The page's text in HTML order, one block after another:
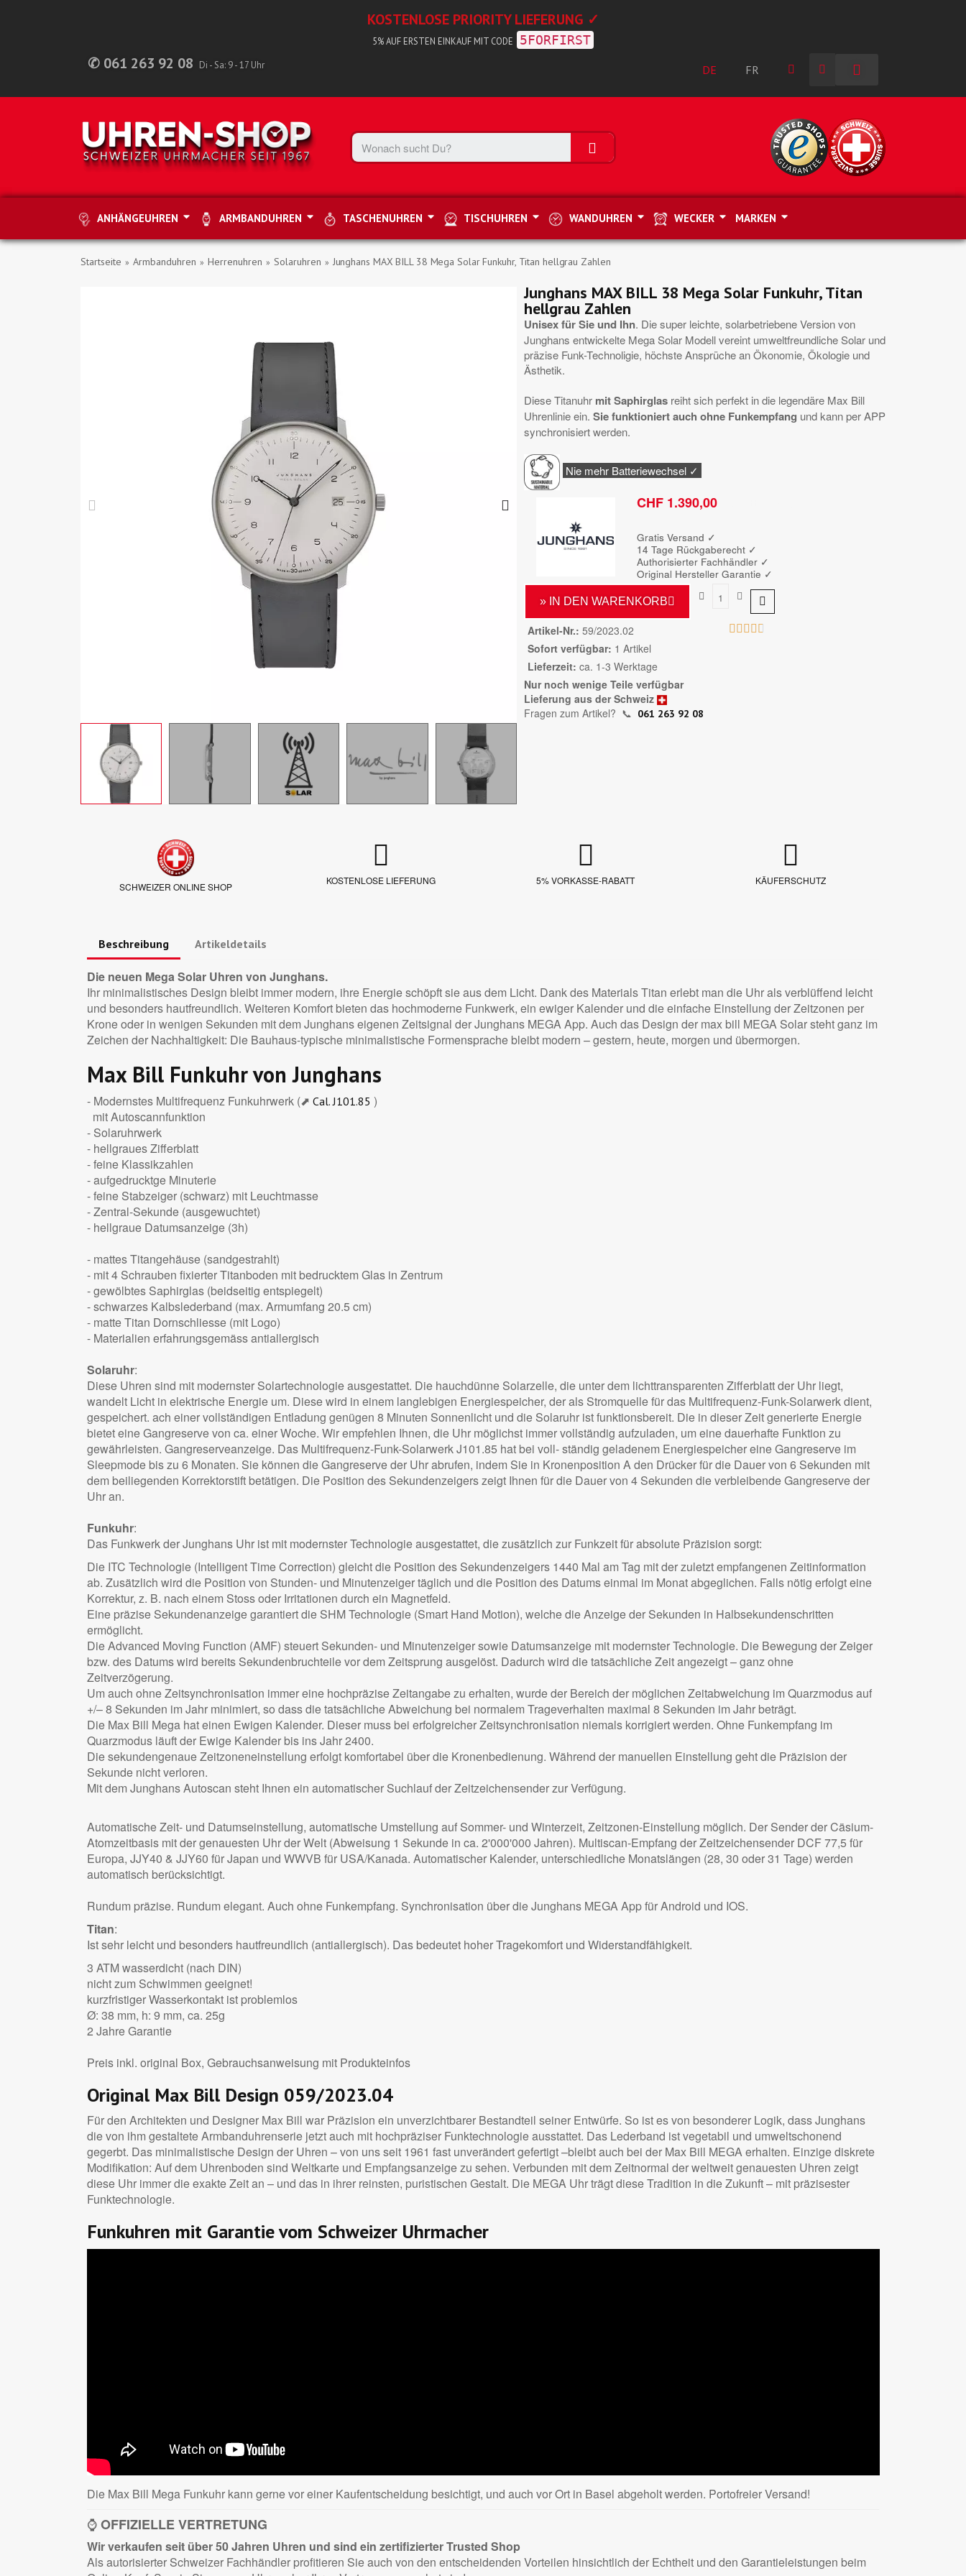
KOSTENLOSE PRIORITY LIEFERUNG ✓
5% AUF ERSTEN EINKAUF MIT CODE 5FORFIRST
✆ 061 263 92 08 Di - Sa: 9 - 17 Uhr DE FR
ANHÄNGEUHREN ARMBANDUHREN TASCHENUHREN TISCHUHREN WANDUHREN WECKER MARKEN
Startseite Armbanduhren Herrenuhren Solaruhren Junghans MAX BILL 38 Mega Solar Funkuhr, Titan hellgrau Zahlen
Junghans MAX BILL 38 Mega Solar Funkuhr, Titan
hellgrau Zahlen
Unisex für Sie und Ihn. Die super leichte, solarbetriebene Version von
Junghans entwickelte Mega Solar Modell vereint umweltfreundliche Solar und
präzise Funk-Technoligie, höchste Ansprüche an Ökonomie, Ökologie und
Ästhetik.
Diese Titanuhr mit Saphirglas reiht sich perfekt in die legendäre Max Bill
Uhrenlinie ein. Sie funktioniert auch ohne Funkempfang und kann per APP
synchronisiert werden.
Nie mehr Batteriewechsel ✓
CHF 1.390,00
Gratis Versand ✓
14 Tage Rückgaberecht ✓
Authorisierter Fachhändler ✓
Original Hersteller Garantie ✓
» IN DEN WARENKORB
Artikel-Nr. 59/2023.02
Sofort verfügbar 1 Artikel
Lieferzeit ca. 1-3 Werktage
    
Nur noch wenige Teile verfügbar
Lieferung aus der Schweiz
Fragen zum Artikel? 📞 061 263 92 08
SCHWEIZER ONLINE SHOP
KOSTENLOSE LIEFERUNG 5% VORKASSE-RABATT KÄUFERSCHUTZ
Beschreibung Artikeldetails
Die neuen Mega Solar Uhren von Junghans.
Ihr minimalistisches Design bleibt immer modern, ihre Energie schöpft sie aus dem Licht. Dank des Materials Titan erlebt man die Uhr als verblüffend leicht
und besonders hautfreundlich. Weiteren Komfort bieten das hochmoderne Funkwerk, ein ewiger Kalender und die einfache Einstellung der Zeitzonen per
Krone oder in wenigen Sekunden mit dem Junghans eigenen Zeitsignal der Junghans MEGA App. Auch das Design der max bill MEGA Solar steht ganz im
Zeichen der Nachhaltigkeit: Die Bauhaus-typische minimalistische Formensprache bleibt modern – gestern, heute, morgen und übermorgen.
Max Bill Funkuhr von Junghans
- Modernstes Multifrequenz Funkuhrwerk (⬈ Cal. J101.85 )
mit Autoscannfunktion
- Solaruhrwerk
- hellgraues Zifferblatt
- feine Klassikzahlen
- aufgedrucktge Minuterie
- feine Stabzeiger (schwarz) mit Leuchtmasse
- Zentral-Sekunde (ausgewuchtet)
- hellgraue Datumsanzeige (3h)
- mattes Titangehäuse (sandgestrahlt)
- mit 4 Schrauben fixierter Titanboden mit bedrucktem Glas in Zentrum
- gewölbtes Saphirglas (beidseitig entspiegelt)
- schwarzes Kalbslederband (max. Armumfang 20.5 cm)
- matte Titan Dornschliesse (mit Logo)
- Materialien erfahrungsgemäss antiallergisch
Solaruhr:
Diese Uhren sind mit modernster Solartechnologie ausgestattet. Die hauchdünne Solarzelle, die unter dem lichttransparenten Zifferblatt der Uhr liegt,
wandelt Licht in elektrische Energie um. Diese wird in einem langlebigen Energiespeicher, der als Stromquelle für das Multifrequenz-Funk-Solarwerk dient,
gespeichert. ach einer vollständigen Entladung genügen 8 Minuten Sonnenlicht und die Solaruhr ist funktionsbereit. Die in dieser Zeit generierte Energie
bietet eine Gangreserve von ca. einer Woche. Wir empfehlen Ihnen, die Uhr möglichst immer vollständig aufzuladen, um eine dauerhafte Funktion zu
gewährleisten. Gangreserveanzeige. Das Multifrequenz-Funk-Solarwerk J101.85 hat bei voll- ständig geladenem Energiespeicher eine Gangreserve im
Sleepmode bis zu 6 Monaten. Sie können die Gangreserve der Uhr abrufen, indem Sie in Kronenposition A den Drücker für die Dauer von 6 Sekunden mit
dem beiliegenden Korrektorstift betätigen. Die Position des Sekundenzeigers zeigt Ihnen für die Dauer von 4 Sekunden die verbleibende Gangreserve der
Uhr an.
Funkuhr:
Das Funkwerk der Junghans Uhr ist mit modernster Technologie ausgestattet, die zusätzlich zur Funkzeit für absolute Präzision sorgt:
Die ITC Technologie (Intelligent Time Correction) gleicht die Position des Sekundenzeigers 1440 Mal am Tag mit der zuletzt empfangenen Zeitinformation
ab. Zusätzlich wird die Position von Stunden- und Minutenzeiger täglich und die Position des Datums einmal im Monat abgeglichen. Falls nötig erfolgt eine
Korrektur, z. B. nach einem Stoss oder Irritationen durch ein Magnetfeld.
Eine präzise Sekundenanzeige garantiert die SHM Technologie (Smart Hand Motion), welche die Anzeige der Sekunden in Halbsekundenschritten
ermöglicht.
Die Advanced Moving Function (AMF) steuert Sekunden- und Minutenzeiger sowie Datumsanzeige mit modernster Technologie. Die Bewegung der Zeiger
bzw. des Datums wird bereits Sekundenbruchteile vor dem Zeitsprung ausgelöst. Dadurch wird die tatsächliche Zeit angezeigt – ganz ohne
Zeitverzögerung.
Um auch ohne Zeitsynchronisation immer eine hochpräzise Zeitangabe zu erhalten, wurde der Bereich der möglichen Zeitabweichung im Quarzmodus auf
+/– 8 Sekunden im Jahr minimiert, so dass die tatsächliche Abweichung bei normalem Trageverhalten maximal 8 Sekunden im Jahr beträgt.
Die Max Bill Mega hat einen Ewigen Kalender. Dieser muss bei erfolgreicher Zeitsynchronisation niemals korrigiert werden. Ohne Funkempfang im
Quarzmodus läuft der Ewige Kalender bis ins Jahr 2400.
Die sekundengenaue Zeitzoneneinstellung erfolgt komfortabel über die Kronenbedienung. Während der manuellen Einstellung geht die Präzision der
Sekunde nicht verloren.
Mit dem Junghans Autoscan steht Ihnen ein automatischer Suchlauf der Zeitzeichensender zur Verfügung.
Automatische Zeit- und Datumseinstellung, automatische Umstellung auf Sommer- und Winterzeit, Zeitzonen-Einstellung möglich. Der Sender der Cäsium-
Atomzeitbasis mit der genauesten Uhr der Welt (Abweisung 1 Sekunde in ca. 2'000'000 Jahren). Multiscan-Empfang der Zeitzeichensender DCF 77,5 für
Europa, JJY40 & JJY60 für Japan und WWVB für USA/Kanada. Automatischer Kalender, unterschiedliche Monatslängen (28, 30 oder 31 Tage) werden
automatisch berücksichtigt.
Rundum präzise. Rundum elegant. Auch ohne Funkempfang. Synchronisation über die Junghans MEGA App für Android und IOS.
Titan:
Ist sehr leicht und besonders hautfreundlich (antiallergisch). Das bedeutet hoher Tragekomfort und Widerstandfähigkeit.
3 ATM wasserdicht (nach DIN)
nicht zum Schwimmen geeignet!
kurzfristiger Wasserkontakt ist problemlos
Ø: 38 mm, h: 9 mm, ca. 25g
2 Jahre Garantie
Preis inkl. original Box, Gebrauchsanweisung mit Produkteinfos
Original Max Bill Design 059/2023.04
Für den Architekten und Designer Max Bill war Präzision ein unverzichtbarer Bestandteil seiner Entwürfe. So ist es von besonderer Logik, dass Junghans
die von ihm gestaltete Armbanduhrenserie jetzt auch mit hochpräziser Funktechnologie ausstattet. Das Lederband ist vegetabil und umweltschonend
gegerbt. Das minimalistische Design der Uhren – von uns seit 1961 fast unverändert gefertigt –bleibt auch bei der Max Bill MEGA erhalten. Einzige diskrete
Modifikation: Auf dem Uhrenboden sind Weltkarte und Empfangsanzeige zu sehen. Verbunden mit dem Zeitnormal der weltweit genauesten Uhren zeigt
diese Uhr immer die exakte Zeit an – und das in ihrer reinsten, puristischen Gestalt. Die MEGA Uhr trägt diese Tradition in die Zukunft – mit präzisester
Funktechnologie.
Funkuhren mit Garantie vom Schweizer Uhrmacher
Die Max Bill Mega Funkuhr kann gerne vor einer Kaufentscheidung besichtigt, und auch vor Ort in Basel abgeholt werden. Portofreier Versand!
⌚OFFIZIELLE VERTRETUNG
Wir verkaufen seit über 50 Jahren Uhren und sind ein zertifizierterTrusted Shop
Als autorisierter Schweizer Fachhändler profitieren Sie auch von den entscheidenden Vorteilen hinsichtlich der Echtheit und den Garantieleistungen beim